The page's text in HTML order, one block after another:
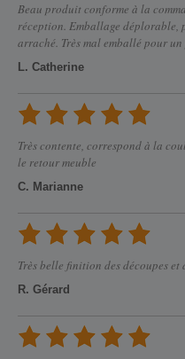
Beau produit conforme à la
réception. Emballage déplorable,
arraché. Très mal emballé pour
L. Catherine
Très contente, correspond à la
le retour meuble
C. Marianne
Très belle finition des découpes
R. Gérard